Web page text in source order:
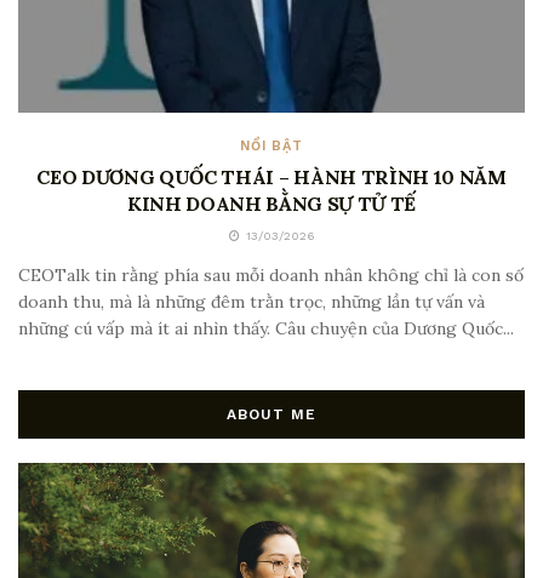
NỔI BẬT
CEO DƯƠNG QUỐC THÁI – HÀNH TRÌNH 10 NĂM
KINH DOANH BẰNG SỰ TỬ TẾ
13/03/2026
CEOTalk tin rằng phía sau mỗi doanh nhân không chỉ là con số
doanh thu, mà là những đêm trằn trọc, những lần tự vấn và
những cú vấp mà ít ai nhìn thấy. Câu chuyện của Dương Quốc...
ABOUT ME